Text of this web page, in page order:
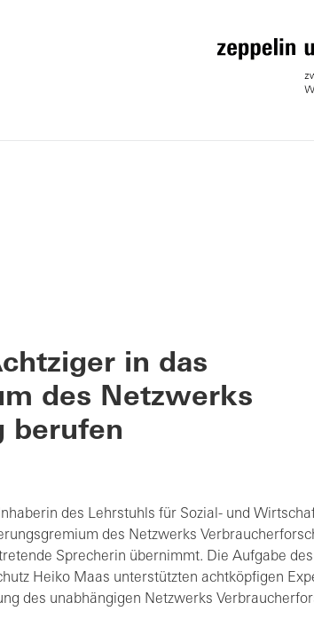
in das
des Netzwerks
berufen
des Lehrstuhls für Sozial- und
des Netzwerks
Sprecherin übernimmt. Die Aufgabe
Heiko Maas unterstützten achtköpfigen
des unabhängigen Netzwerks